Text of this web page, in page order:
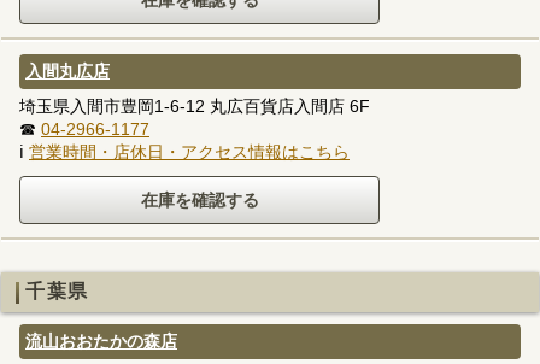
入間丸広店
埼玉県入間市豊岡1-6-12 丸広百貨店入間店 6F
☎ 04-2966-1177
ℹ 営業時間・店休日・アクセス情報はこちら
千葉県
流山おおたかの森店